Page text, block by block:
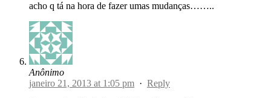
acho q tá na hora de fazer umas mudanças……..
Anônimo
janeiro 21, 2013 at 1:05 pm · Reply